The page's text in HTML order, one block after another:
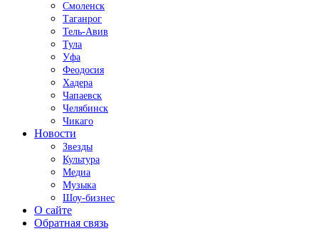
Смоленск
Таганрог
Тель-Авив
Тула
Уфа
Феодосия
Хадера
Чапаевск
Челябинск
Чикаго
Новости
Звезды
Культура
Медиа
Музыка
Шоу-бизнес
О сайте
Обратная связь